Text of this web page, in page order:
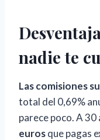
nadie te
Las comisiones
total del 0,69%
parece poco. A 30
eurosque pagas